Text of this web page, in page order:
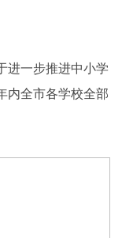
进一步推进中小学
内全市各学校全部